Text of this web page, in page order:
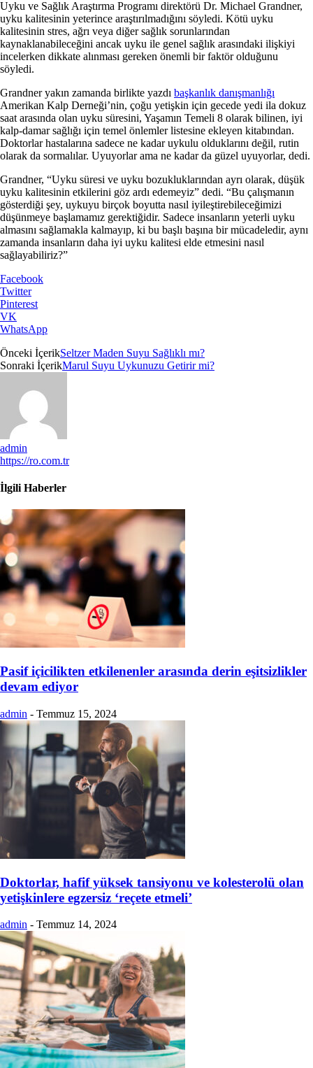
Uyku ve Sağlık Araştırma Programı direktörü Dr. Michael Grandner,
uyku kalitesinin yeterince araştırılmadığını söyledi. Kötü uyku
kalitesinin stres, ağrı veya diğer sağlık sorunlarından
kaynaklanabileceğini ancak uyku ile genel sağlık arasındaki ilişkiyi
incelerken dikkate alınması gereken önemli bir faktör olduğunu
söyledi.
Grandner yakın zamanda birlikte yazdı başkanlık danışmanlığı
Amerikan Kalp Derneği’nin, çoğu yetişkin için gecede yedi ila dokuz
saat arasında olan uyku süresini, Yaşamın Temeli 8 olarak bilinen, iyi
kalp-damar sağlığı için temel önlemler listesine ekleyen kitabından.
Doktorlar hastalarına sadece ne kadar uykulu olduklarını değil, rutin
olarak da sormalılar. Uyuyorlar ama ne kadar da güzel uyuyorlar, dedi.
Grandner, “Uyku süresi ve uyku bozukluklarından ayrı olarak, düşük
uyku kalitesinin etkilerini göz ardı edemeyiz” dedi. “Bu çalışmanın
gösterdiği şey, uykuyu birçok boyutta nasıl iyileştirebileceğimizi
düşünmeye başlamamız gerektiğidir. Sadece insanların yeterli uyku
almasını sağlamakla kalmayıp, ki bu başlı başına bir mücadeledir, aynı
zamanda insanların daha iyi uyku kalitesi elde etmesini nasıl
sağlayabiliriz?”
Facebook
Twitter
Pinterest
VK
WhatsApp
Önceki İçerikSeltzer Maden Suyu Sağlıklı mı?
Sonraki İçerikMarul Suyu Uykunuzu Getirir mi?
admin
https://ro.com.tr
İlgili Haberler
Pasif içicilikten etkilenenler arasında derin eşitsizlikler
devam ediyor
admin - Temmuz 15, 2024
Doktorlar, hafif yüksek tansiyonu ve kolesterolü olan
yetişkinlere egzersiz ‘reçete etmeli’
admin - Temmuz 14, 2024